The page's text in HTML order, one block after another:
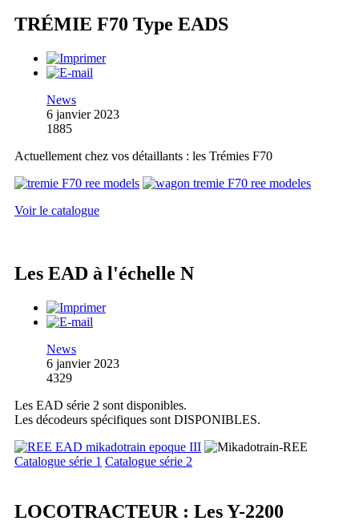
TRÉMIE F70 Type EADS
News
6 janvier 2023
1885
Actuellement chez vos détaillants : les Trémies F70
Voir le catalogue
Les EAD à l'échelle N
News
6 janvier 2023
4329
Les EAD série 2 sont disponibles.
Les décodeurs spécifiques sont DISPONIBLES.
Catalogue série 1 Catalogue série 2
LOCOTRACTEUR : Les Y-2200